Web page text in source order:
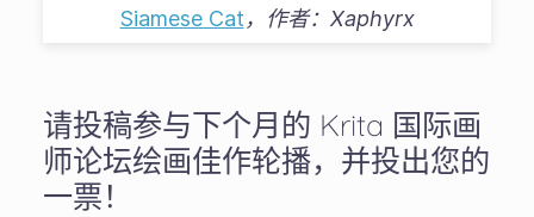
Siamese Cat，作者： Xaphyrx
请投稿参与下个月的 Krita 国际画
师论坛绘画佳作轮播，并投出您的
一票！